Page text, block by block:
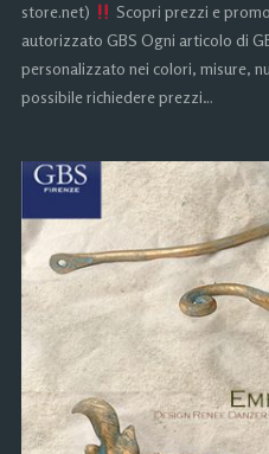
store.net)
Scopri prezzi e
autorizzato GBS Ogni articolo di
personalizzato nei colori, misure,
possibile richiedere prezzi…